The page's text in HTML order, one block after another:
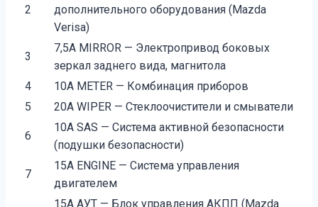
2
дополнительного оборудования (Mazda
Verisa)
3
7,5А MIRROR — Электропривод боковых
зеркал заднего вида, магнитола
4
10А METER — Комбинация приборов
5
20А WIPER — Стеклоочистители и смыватели
6
10А SAS — Система активной безопасности
(подушки безопасности)
7
15А ENGINE — Система управления
двигателем
15А АУТ — Блок управления АКПП (Mazda